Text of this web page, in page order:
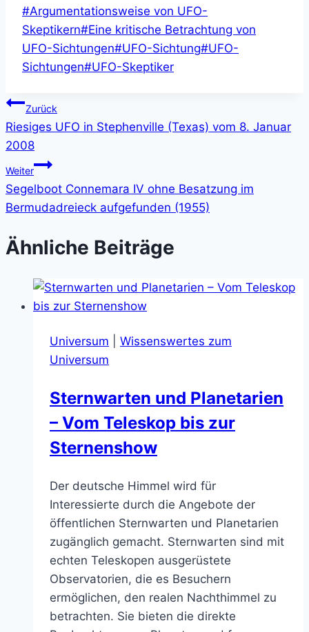
Schlagworte:
#Argumentationsweise von UFO-
Skeptikern#Eine kritische Betrachtung von
UFO-Sichtungen#UFO-Sichtung#UFO-
Sichtungen#UFO-Skeptiker
Beitragsnavigation
Zurück
Riesiges UFO in Stephenville (Texas) vom 8. Januar
2008
Weiter
Segelboot Connemara IV ohne Besatzung im
Bermudadreieck aufgefunden (1955)
Ähnliche Beiträge
Universum
Wissenswertes zum
Universum
Sternwarten und Planetarien
– Vom Teleskop bis zur
Sternenshow
Der deutsche Himmel wird für
Interessierte durch die Angebote der
öffentlichen Sternwarten und Planetarien
zugänglich gemacht. Sternwarten sind mit
echten Teleskopen ausgerüstete
Observatorien, die es Besuchern
ermöglichen, den realen Nachthimmel zu
betrachten. Sie bieten die direkte